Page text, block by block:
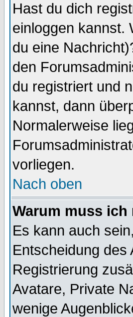
Hast du dich
einloggen kannst.
du eine
den
du registriert und
kannst, dann
Normalerweise
vorliegen.
Nach oben
Warum muss
Es kann auch
Entscheidung des
Registrierung
Avatare, Private
wenige